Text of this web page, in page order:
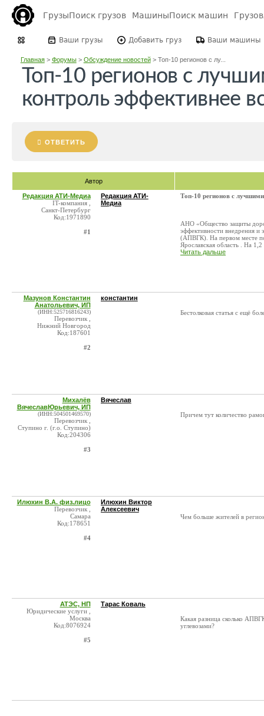
ГрузыПоиск грузов МашиныПоиск машин
Ваши грузы Добавить груз Ваши машины
Главная> Форумы> Обсуждение новостей> Топ-10 регионов с лу...
Топ-10 регионов с
контроль эффективнее
ОТВЕТИТЬ
Автор
Редакция АТИ-Медиа
IT-компания ,
Санкт-Петербург
Код:1971890
#1
Редакция АТИ-
Медиа
Топ-10 регионов с
АНО «Общество защиты
эффективности внедрения и
(АПВГК). На первом месте
Ярославская область . На
Читать дальше
Мазунов Константин
Анатольевич, ИП
(ИНН:525716816243)
Перевозчик ,
Нижний Новгород
Код:187601
#2
константин
Бестолковая статья с ещё
Михалёв
ВячеславЮрьевич, ИП
(ИНН:504501469570)
Перевозчик ,
Ступино г. (г.о. Ступино)
Код:204306
#3
Вячеслав
Причем тут количество
Илюхин В.А. физ.лицо
Перевозчик ,
Самара
Код:178651
#4
Илюхин Виктор
Алексеевич
Чем больше жителей в
АТЭС, НП
Юридические услуги ,
Москва
Код:8076924
#5
Тарас Коваль
Какая разница сколько
углевозами?